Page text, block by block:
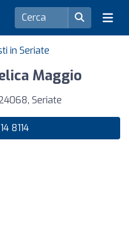
in Seriate
Maggio
Seriate
8114